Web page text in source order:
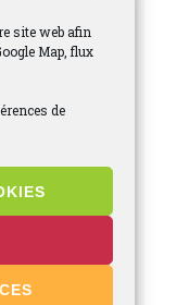
site web afin
Map, flux
de